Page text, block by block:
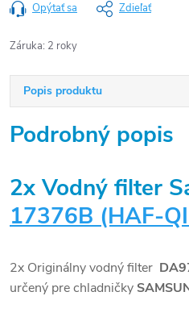
Opýtať sa Zdieľať
Záruka: 2 roky
Popis produktu
Podrobný popis
2x Vodný filter
17376B (HAF-
2x Originálny vodný filter
určený pre chladničky